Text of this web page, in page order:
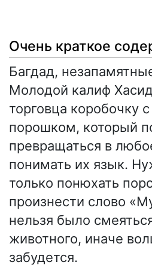
Очень краткое
Багдад,
Молодой калиф
торговца коробочку
порошком, который
превращаться в
понимать их язык.
только понюхать
произнести слово
нельзя было
животного, иначе
забудется.